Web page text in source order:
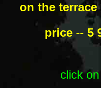
on the
price -- 5
click